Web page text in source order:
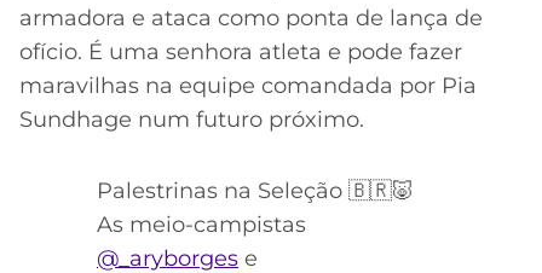
armadora e ataca como ponta de lança de
ofício. É uma senhora atleta e pode fazer
maravilhas na equipe comandada por Pia
Sundhage num futuro próximo.
Palestrinas na Seleção 🇧🇷🐷
As meio-campistas
@_aryborges e